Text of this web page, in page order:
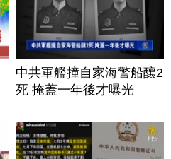
中共軍艦撞自家海警船釀2
死 掩蓋一年後才曝光